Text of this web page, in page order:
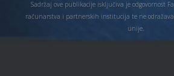
Sadržaj ove publikacije isključiva je odgovornost
računarstva i partnerskih institucija te ne
unije.